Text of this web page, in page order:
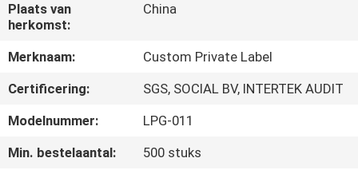
FABRIEKSREIS
KWALITEITSCONTROLE
SITEMAP
Plaats van
herkomst:
China
Merknaam:
Custom Private Label
Certificering:
SGS, SOCIAL BV, INTERTEK AUDIT
Modelnummer:
LPG-011
Min. bestelaantal:
500 stuks